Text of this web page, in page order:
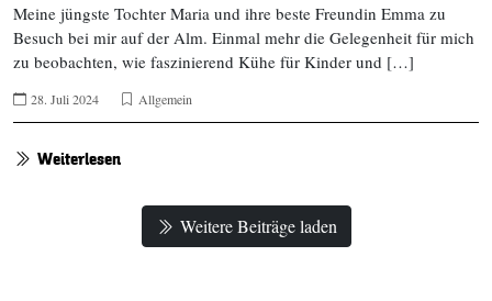
Meine jüngste Tochter Maria und ihre beste Freundin Emma zu
Besuch bei mir auf der Alm. Einmal mehr die Gelegenheit für mich
zu beobachten, wie faszinierend Kühe für Kinder und […]
28. Juli 2024 Allgemein
Weiterlesen
Weitere Beiträge laden